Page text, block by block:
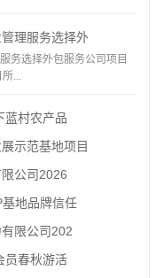
理服务选择外
务选择外包服务公司项目
...
蓝村农产品
示范基地项目
公司2026
地品牌信任
限公司202
员春秋游活